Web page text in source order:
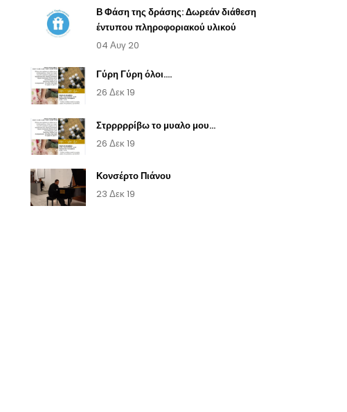
Β Φάση της δράσης: Δωρεάν διάθεση
έντυπου πληροφοριακού υλικού
04 Αυγ 20
Γύρη Γύρη όλοι....
26 Δεκ 19
Στρρρρρίβω το μυαλο μου...
26 Δεκ 19
Κονσέρτο Πιάνου
23 Δεκ 19